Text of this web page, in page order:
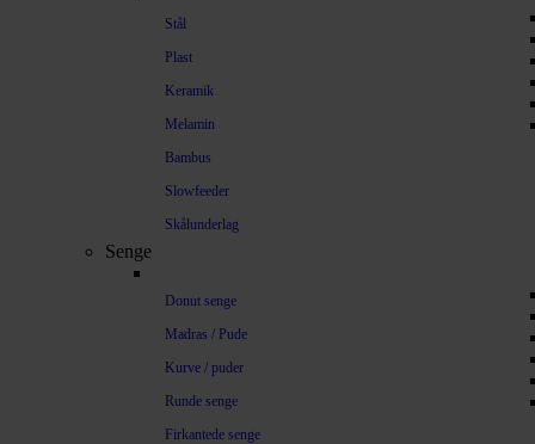
Stål
Plast
Keramik
Melamin
Bambus
Slowfeeder
Skålunderlag
Senge
Donut senge
Madras / Pude
Kurve / puder
Runde senge
Firkantede senge